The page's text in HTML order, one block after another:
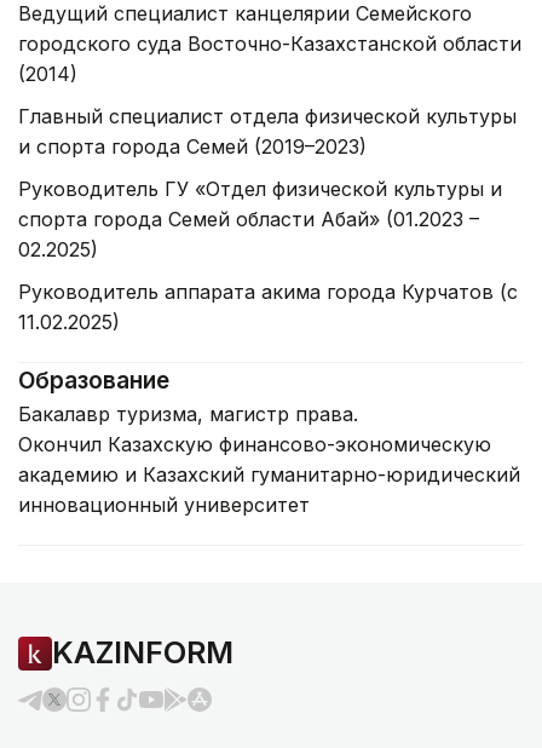
Ведущий специалист канцелярии Семейского
городского суда Восточно-Казахстанской области
(2014)
Главный специалист отдела физической культуры
и спорта города Семей (2019–2023)
Руководитель ГУ «Отдел физической культуры и
спорта города Семей области Абай» (01.2023 –
02.2025)
Руководитель аппарата акима города Курчатов (с
11.02.2025)
Образование
Бакалавр туризма, магистр права.
Окончил Казахскую финансово-экономическую
академию и Казахский гуманитарно-юридический
инновационный университет
KAZINFORM